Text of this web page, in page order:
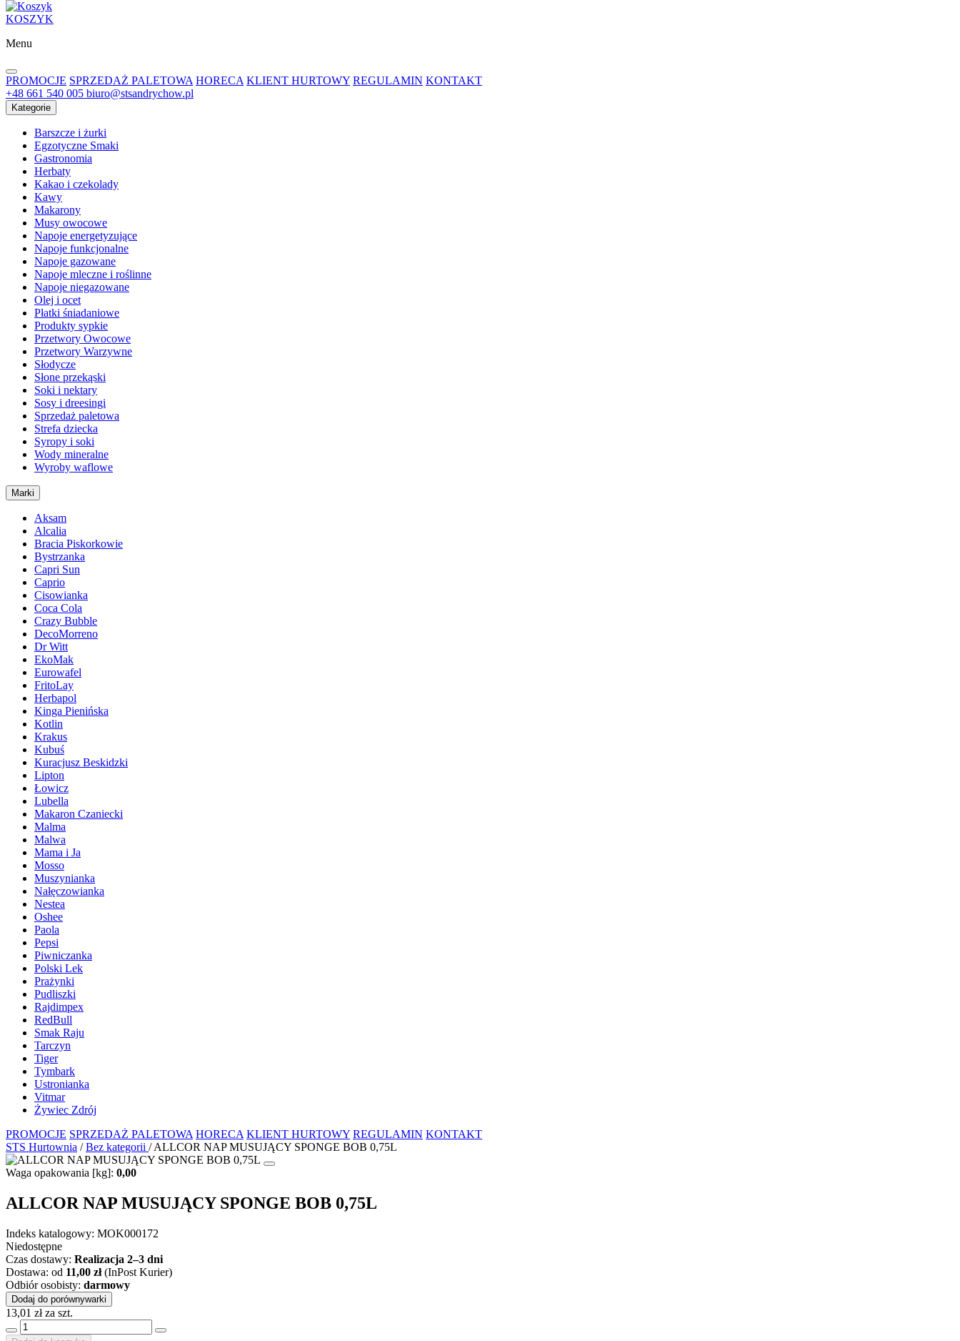
KOSZYK
Menu
PROMOCJE SPRZEDAŻ PALETOWA HORECA KLIENT HURTOWY REGULAMIN KONTAKT
+48 661 540 005 biuro@stsandrychow.pl
Kategorie
Barszcze i żurki
Egzotyczne Smaki
Gastronomia
Herbaty
Kakao i czekolady
Kawy
Makarony
Musy owocowe
Napoje energetyzujące
Napoje funkcjonalne
Napoje gazowane
Napoje mleczne i roślinne
Napoje niegazowane
Olej i ocet
Płatki śniadaniowe
Produkty sypkie
Przetwory Owocowe
Przetwory Warzywne
Słodycze
Słone przekąski
Soki i nektary
Sosy i dreesingi
Sprzedaż paletowa
Strefa dziecka
Syropy i soki
Wody mineralne
Wyroby waflowe
Marki
Aksam
Alcalia
Bracia Piskorkowie
Bystrzanka
Capri Sun
Caprio
Cisowianka
Coca Cola
Crazy Bubble
DecoMorreno
Dr Witt
EkoMak
Eurowafel
FritoLay
Herbapol
Kinga Pienińska
Kotlin
Krakus
Kubuś
Kuracjusz Beskidzki
Lipton
Łowicz
Lubella
Makaron Czaniecki
Malma
Malwa
Mama i Ja
Mosso
Muszynianka
Nałęczowianka
Nestea
Oshee
Paola
Pepsi
Piwniczanka
Polski Lek
Prażynki
Pudliszki
Rajdimpex
RedBull
Smak Raju
Tarczyn
Tiger
Tymbark
Ustronianka
Vitmar
Żywiec Zdrój
PROMOCJE SPRZEDAŻ PALETOWA HORECA KLIENT HURTOWY REGULAMIN KONTAKT
STS Hurtownia / Bez kategorii / ALLCOR NAP MUSUJĄCY SPONGE BOB 0,75L
Waga opakowania [kg]: 0,00
ALLCOR NAP MUSUJĄCY SPONGE BOB 0,75L
Indeks katalogowy: MOK000172
Niedostępne
Czas dostawy: Realizacja 2–3 dni
Dostawa: od 11,00 zł(InPost Kurier)
Odbiór osobisty: darmowy
Dodaj do porównywarki
13,01 zł za szt.